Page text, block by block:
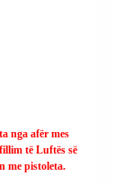
nga afër mes
të Luftës së
me pistoleta.